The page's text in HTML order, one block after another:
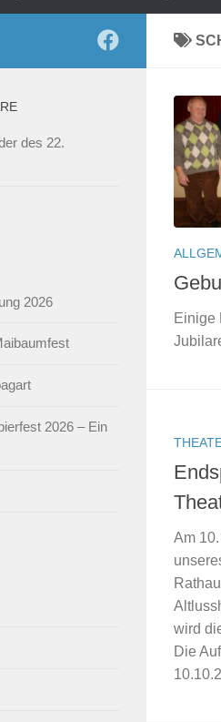
Einige
Am
wird
Die
des 22.
2026
2026 – Ein